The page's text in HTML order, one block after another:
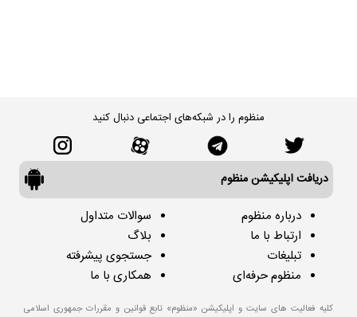
منظوم را در شبکه‌های اجتماعی دنبال کنید
دریافت اپلیکیشن منظوم
درباره منظوم
ارتباط با ما
تبلیغات
منظوم حرفه‌ای
سوالات متداول
بلاگ
جستجوی پیشرفته
همکاری با ما
کلیه فعالیت های سایت و اپلیکیشن «منظوم» تابع قوانین و مقررات جمهوری اسلامی